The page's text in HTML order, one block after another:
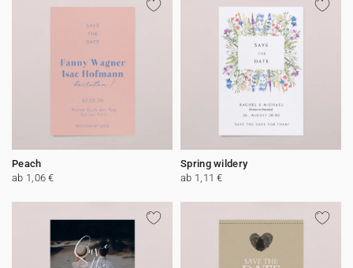
Peach
ab 1,06 €
Spring wildery
ab 1,11 €